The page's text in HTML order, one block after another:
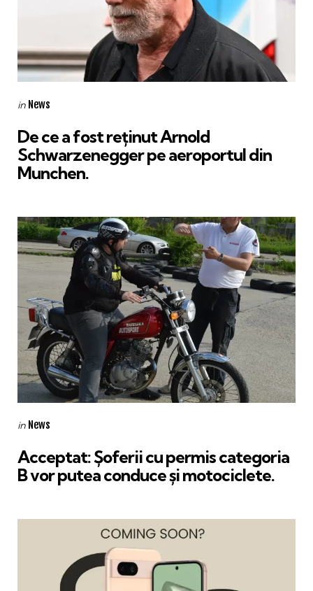
Categories
Posted
in News
De ce a fost reţinut Arnold
Schwarzenegger pe aeroportul din
Munchen.
Categories
Posted
in News
Acceptat: Șoferii cu permis categoria
B vor putea conduce și motociclete.